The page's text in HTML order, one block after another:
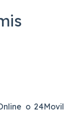
o 24Movil